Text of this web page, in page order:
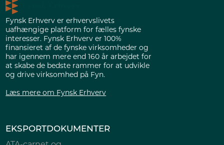
Fynsk Erhverv er erhvervslivets
uafhængige platform for fælles fynske
interesser. Fynsk Erhverv er 100%
finansieret af de fynske virksomheder og
har igennem mere end 160 år arbejdet for
at skabe de bedste rammer for at udvikle
og drive virksomhed på Fyn.
Læs mere om Fynsk Erhverv
EKSPORTDOKUMENTER